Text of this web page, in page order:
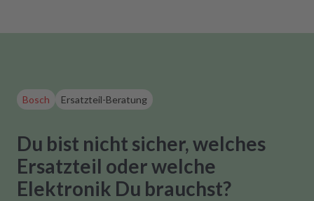
Bosch Ersatzteil-Beratung
Du bist nicht sicher, welches
Ersatzteil oder welche
Elektronik Du brauchst?